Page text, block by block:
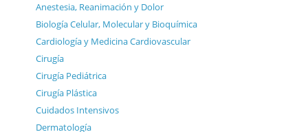
Anestesia, Reanimación y Dolor
Biología Celular, Molecular y Bioquímica
Cardiología y Medicina Cardiovascular
Cirugía
Cirugía Pediátrica
Cirugía Plástica
Cuidados Intensivos
Dermatología